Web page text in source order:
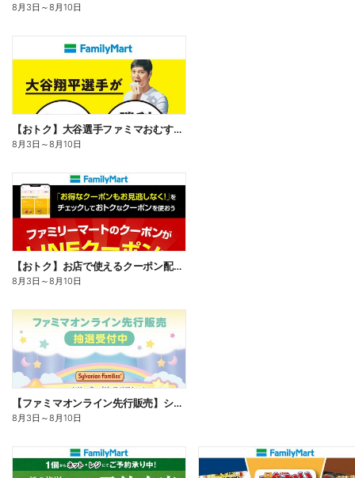
8月3日 ～8月10日
【おトク】大谷選手ファミマおむすび割
8月3日 ～8月10日
【おトク】お店で使えるクーポン配信中
8月3日 ～8月10日
【ファミマオンライン先行販売】シルバニアファミリー
8月3日 ～8月10日